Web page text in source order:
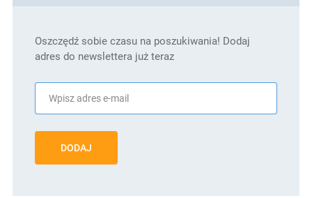
Oszczędź sobie czasu na poszukiwania! Dodaj
adres do newslettera już teraz
DODAJ